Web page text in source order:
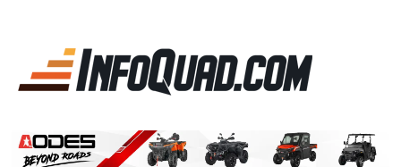
Magazine InfoQuad.com